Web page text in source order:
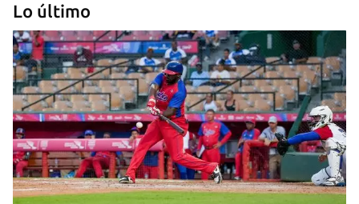
NICARAGUA
Ortega le teme a las elecciones porque le teme al
Lo último